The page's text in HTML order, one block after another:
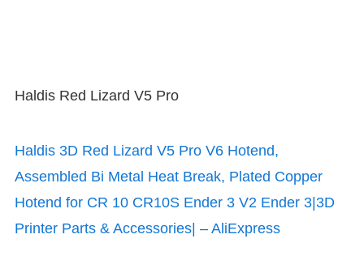
Haldis Red Lizard V5 Pro
Haldis 3D Red Lizard V5 Pro V6 Hotend,
Assembled Bi Metal Heat Break, Plated Copper
Hotend for CR 10 CR10S Ender 3 V2 Ender 3|3D
Printer Parts & Accessories| – AliExpress